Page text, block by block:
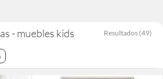
- muebles kids Resultados (49)